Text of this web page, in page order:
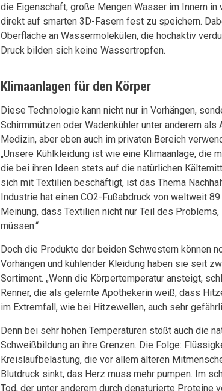
die Eigenschaft, große Mengen Wasser im Innern in
direkt auf smarten 3D-Fasern fest zu speichern.
Oberfläche an Wassermolekülen, die hochaktiv
Druck bilden sich keine Wassertropfen.
Klimaanlagen für den Körper
Diese Technologie kann nicht nur in Vorhängen,
Schirmmützen oder Wadenkühler unter anderem
Medizin, aber eben auch im privaten Bereich
„Unsere Kühlkleidung ist wie eine Klimaanlage, die
die bei ihren Ideen stets auf die natürlichen
sich mit Textilien beschäftigt, ist das Thema
Industrie hat einen CO2-Fußabdruck von weltweit
Meinung, dass Textilien nicht nur Teil des
müssen.“
Doch die Produkte der beiden Schwestern können
Vorhängen und kühlender Kleidung haben sie seit
Sortiment. „Wenn die Körpertemperatur ansteigt,
Renner, die als gelernte Apothekerin weiß, dass
im Extremfall, wie bei Hitzewellen, auch sehr
Denn bei sehr hohen Temperaturen stößt auch die
Schweißbildung an ihre Grenzen. Die Folge:
Kreislaufbelastung, die vor allem älteren
Blutdruck sinkt, das Herz muss mehr pumpen. Im
Tod, der unter anderem durch denaturierte Proteine